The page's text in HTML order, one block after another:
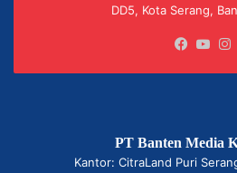
DD5, Kota Serang,
PT Banten Media
Kantor: CitraLand Puri